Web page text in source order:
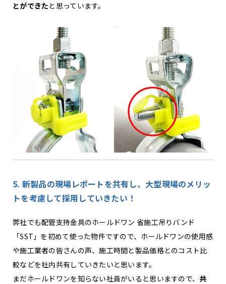
とができたと思っています。
5. 新製品の現場レポートを共有し、大型現場のメリッ
トを考慮して採用していきたい！
弊社でも配管支持金具のホールドワン 省施工吊りバンド
「SST」を初めて使った物件ですので、ホールドワンの使用感
や施工業者の皆さんの声、施工時間と製品価格とのコスト比
較などを社内共有していきたいと思います。
まだホールドワンを知らない社員がいると思いますので、 共